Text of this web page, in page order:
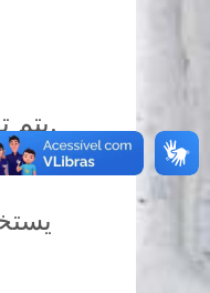
يتم تفكيك الأثاث الكبير مثل الخزائن والأسرة والمكاتب بواسطة نجارين متخصصين وإعادة تجميعه في الدمام.